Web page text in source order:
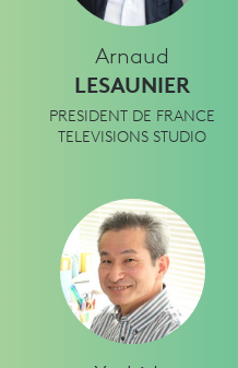
Arnaud
LESAUNIER
PRESIDENT DE FRANCE
TELEVISIONS STUDIO